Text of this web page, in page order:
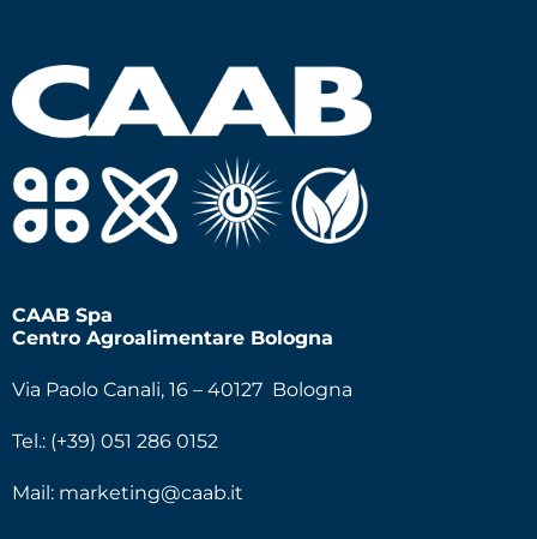
CAAB Spa
Centro Agroalimentare Bologna
Via Paolo Canali, 16 – 40127 Bologna
Tel.: (+39) 051 286 0152
Mail: marketing@caab.it